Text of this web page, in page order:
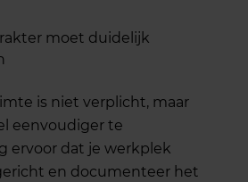
moet duidelijk
is niet verplicht, maar
eenvoudiger te
ervoor dat je werkplek
en documenteer het